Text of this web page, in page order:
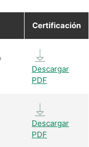
Certificación
Descargar
PDF
Descargar
PDF